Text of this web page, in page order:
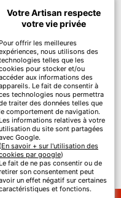
Yvelines
Yvelines
Votre Artisan respecte
votre vie privée
Pour offrir les meilleures
nous utilisons des
telles que les
pour stocker et/ou
aux informations des
Le fait de consentir à
technologies nous permettra
traiter des données telles que
comportement de navigation.
Les informations relatives à votre
du site sont partagées
Google.
(En savoir + sur l'utilisation des
par google)
Le fait de ne pas consentir ou de
son consentement peut
un effet négatif sur certaines
et fonctions.